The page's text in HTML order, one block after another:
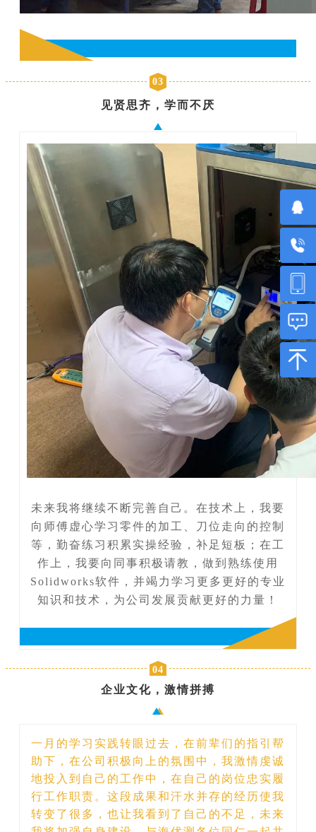
03
见贤思齐，学而不厌
未来我将继续不断完善自己。在技术上，我要
向师傅虚心学习零件的加工、刀位走向的控制
等，勤奋练习积累实操经验，补足短板；在工
作上，我要向同事积极请教，做到熟练使用
Solidworks软件，并竭力学习更多更好的专业
知识和技术，为公司发展贡献更好的力量！
04
企业文化，激情拼搏
一月的学习实践转眼过去，在前辈们的指引帮
助下，在公司积极向上的氛围中，我激情虔诚
地投入到自己的工作中，在自己的岗位忠实履
行工作职责。这段成果和汗水并存的经历使我
转变了很多，也让我看到了自己的不足，未来